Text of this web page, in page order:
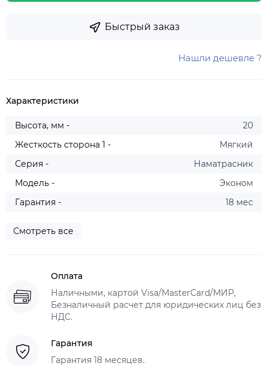
Быстрый заказ
Нашли дешевле ?
Характеристики
Высота, мм -
20
Жесткость сторона 1 -
Мягкий
Серия -
Наматрасник
Модель -
Эконом
Гарантия -
18 мес
Смотреть все
Оплата
Наличными, картой Visa/MasterCard/МИР,
Безналичный расчет для юридических лиц без
НДС.
Гарантия
Гарантия 18 месяцев.